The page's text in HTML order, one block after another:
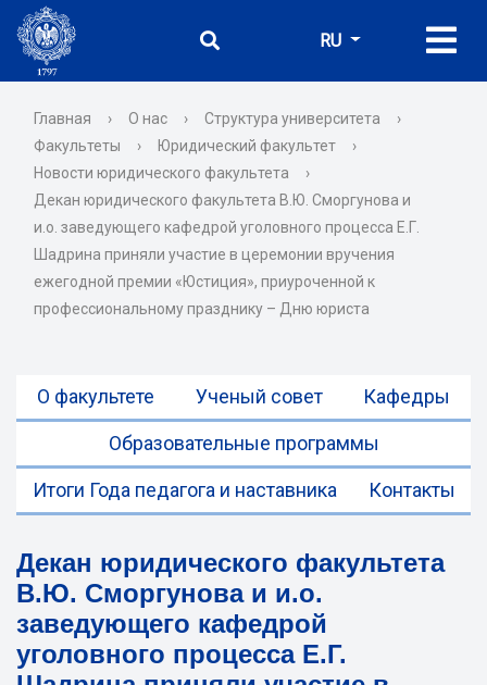
RU
Главная › О нас › Структура университета
›
Факультеты
› Юридический факультет
›
Новости юридического факультета
›
Декан юридического факультета В.Ю. Сморгунова и
и.о. заведующего кафедрой уголовного процесса Е.Г.
Шадрина приняли участие в церемонии вручения
ежегодной премии «Юстиция», приуроченной к
профессиональному празднику – Дню юриста
О факультете Ученый совет Кафедры
Образовательные программы
Итоги Года педагога и наставника Контакты
Декан юридического факультета
В.Ю. Сморгунова и и.о.
заведующего кафедрой
уголовного процесса Е.Г.